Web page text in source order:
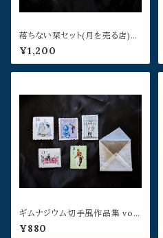
落ちない栞セット(月を売る店)／
山本佳世
¥1,200
ギムナジウム切手風作品集 vol,
1／山本佳世
¥880